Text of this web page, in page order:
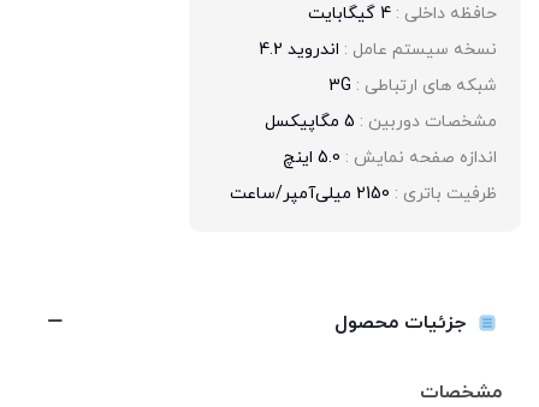
حافظه داخلی : 4 گیگابایت
نسخه سیستم عامل : اندروید 4.2
شبکه های ارتباطی : 3G
مشخصات دوربین : 5 مگاپیکسل
اندازه صفحه نمایش : 5.0 اینچ
ظرفیت باتری : 2150 میلی‌آمپر/ساعت
جزئیات محصول
مشخصات